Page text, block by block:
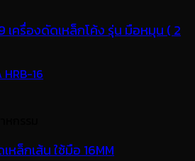
เครื่องดัดเหล็กโค้ง รุ่น มือหมุน ( 2
หล็กเส้น ใช้มือ 16MM